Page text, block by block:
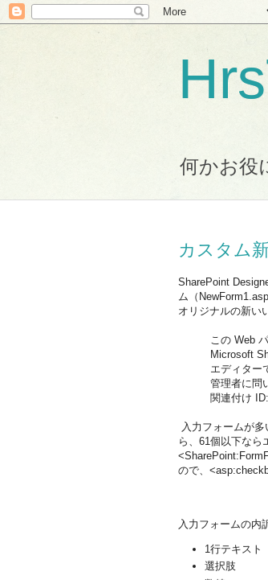
何かお役
カスタム
SharePoint
ム（
オリジナルの新い
この Web
Microsoft
エディター
管理者に問
関連付け
入力フォームが
ら、61個以下なら
ので、
入力フォームの内
1行テキス
選択